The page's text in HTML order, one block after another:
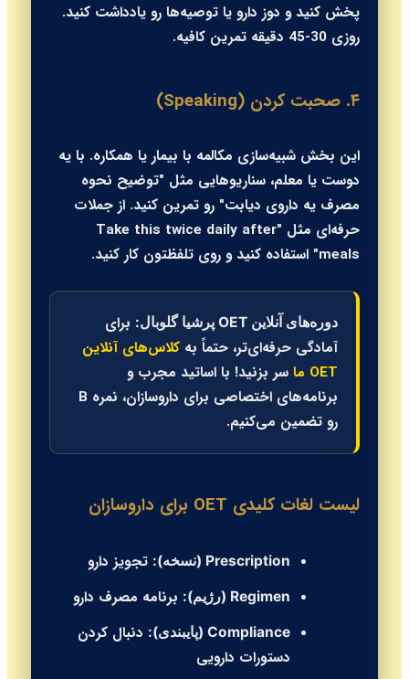
پخش کنید و دوز دارو یا توصیه‌ها رو یادداشت کنید.
روزی 30-45 دقیقه تمرین کافیه.
۴. صحبت کردن (Speaking)
این بخش شبیه‌سازی مکالمه با بیمار یا همکاره. با یه
دوست یا معلم، سناریوهایی مثل "توضیح نحوه
مصرف یه داروی دیابت" رو تمرین کنید. از جملات
حرفه‌ای مثل "Take this twice daily after
meals" استفاده کنید و روی تلفظتون کار کنید.
دوره‌های آنلاین OET پرشیا گلوبال:
برای
آمادگی حرفه‌ای‌تر، حتماً به کلاس‌های آنلاین
OET ما
سر بزنید! با اساتید مجرب و
برنامه‌های اختصاصی برای داروسازان، نمره B
رو تضمین می‌کنیم.
لیست لغات کلیدی OET برای داروسازان
Prescription (نسخه): تجویز دارو
Regimen (رژیم): برنامه مصرف دارو
Compliance (پایبندی):
دنبال کردن
دستورات دارویی